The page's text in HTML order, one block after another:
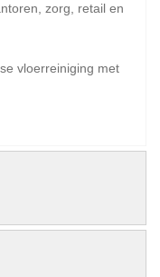
zorg, retail en
vloerreiniging met